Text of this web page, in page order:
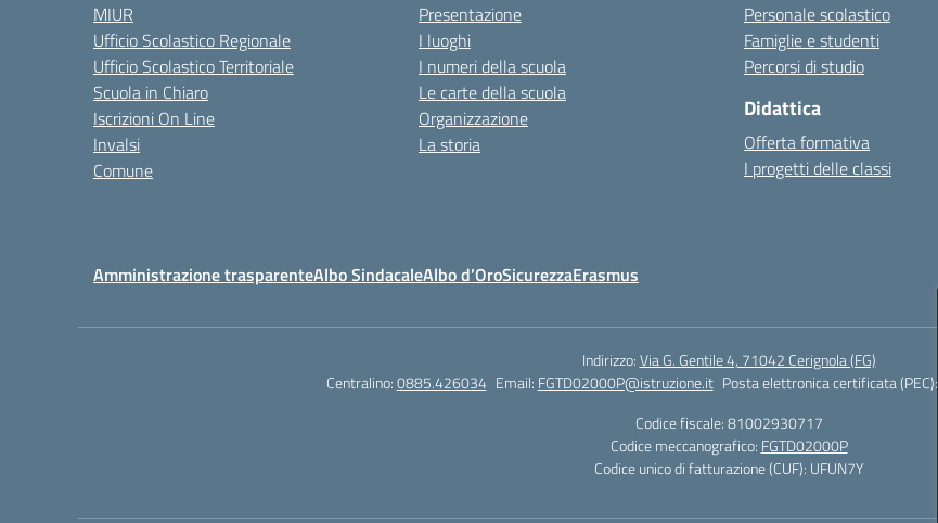
MIUR
Ufficio Scolastico Regionale
Ufficio Scolastico Territoriale
Scuola in Chiaro
Iscrizioni On Line
Invalsi
Comune
Presentazione
I luoghi
I numeri della scuola
Le carte della scuola
Organizzazione
La storia
Personale scolastico
Famiglie e studenti
Percorsi di studio
Didattica
Offerta formativa
I progetti delle classi
Amministrazione trasparenteAlbo SindacaleAlbo d’OroSicurezzaErasmus
Indirizzo:Via G. Gentile 4, 71042 Cerignola (FG)
Centralino:0885.426034 Email: FGTD02000P@istruzione.it Posta elettronica certificata (PEC):
Codice fiscale: 81002930717
Codice meccanografico: FGTD02000P
Codice unico di fatturazione (CUF): UFUN7Y